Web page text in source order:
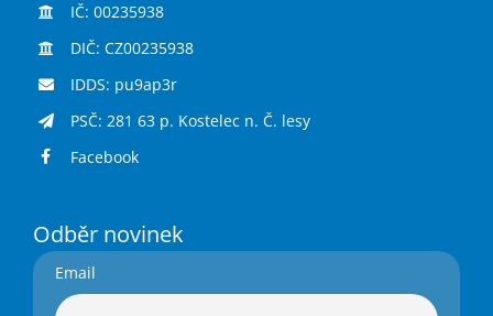
IČ: 00235938
DIČ: CZ00235938
IDDS: pu9ap3r
PSČ: 281 63 p. Kostelec n. Č. lesy
Facebook
Odběr novinek
Email